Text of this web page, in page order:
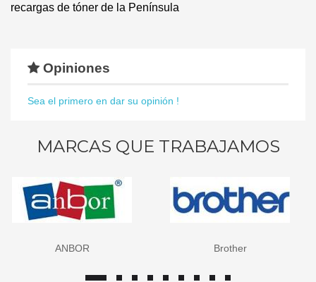
recargas de tóner de la Península
Opiniones
Sea el primero en dar su opinión !
MARCAS QUE TRABAJAMOS
ANBOR Brother